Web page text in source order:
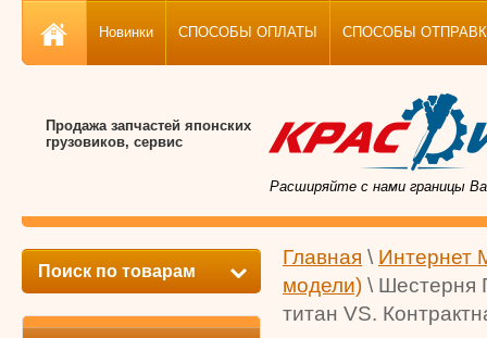
Новинки СПОСОБЫ ОПЛАТЫ СПОСОБЫ ОТПРАВКИ,
Продажа запчастей японских
грузовиков, сервис
Расширяйте с нами границы
Поиск по товарам
Главная \ Интернет
модели) \ Шестерня
титан VS.